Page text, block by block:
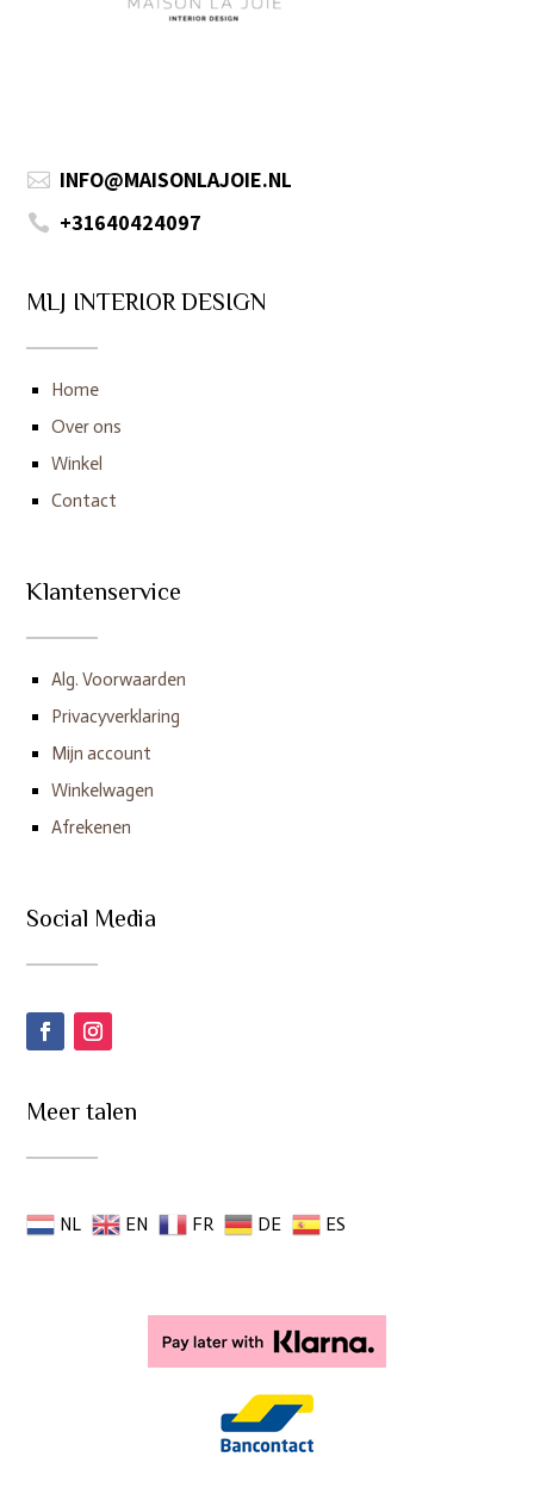
 INFO@MAISONLAJOIE.NL
 +31640424097
MLJ INTERIOR DESIGN
Home
Over ons
Winkel
Contact
Klantenservice
Alg. Voorwaarden
Privacyverklaring
Mijn account
Winkelwagen
Afrekenen
Social Media
Meer talen
NL EN FR DE ES